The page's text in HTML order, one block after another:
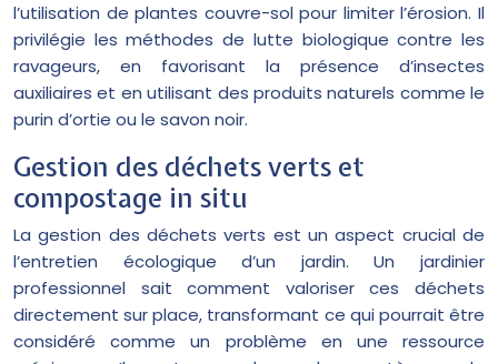
l’utilisation de plantes couvre-sol pour limiter l’érosion. Il
privilégie les méthodes de lutte biologique contre les
ravageurs, en favorisant la présence d’insectes
auxiliaires et en utilisant des produits naturels comme le
purin d’ortie ou le savon noir.
Gestion des déchets verts et
compostage in situ
La gestion des déchets verts est un aspect crucial de
l’entretien écologique d’un jardin. Un jardinier
professionnel sait comment valoriser ces déchets
directement sur place, transformant ce qui pourrait être
considéré comme un problème en une ressource